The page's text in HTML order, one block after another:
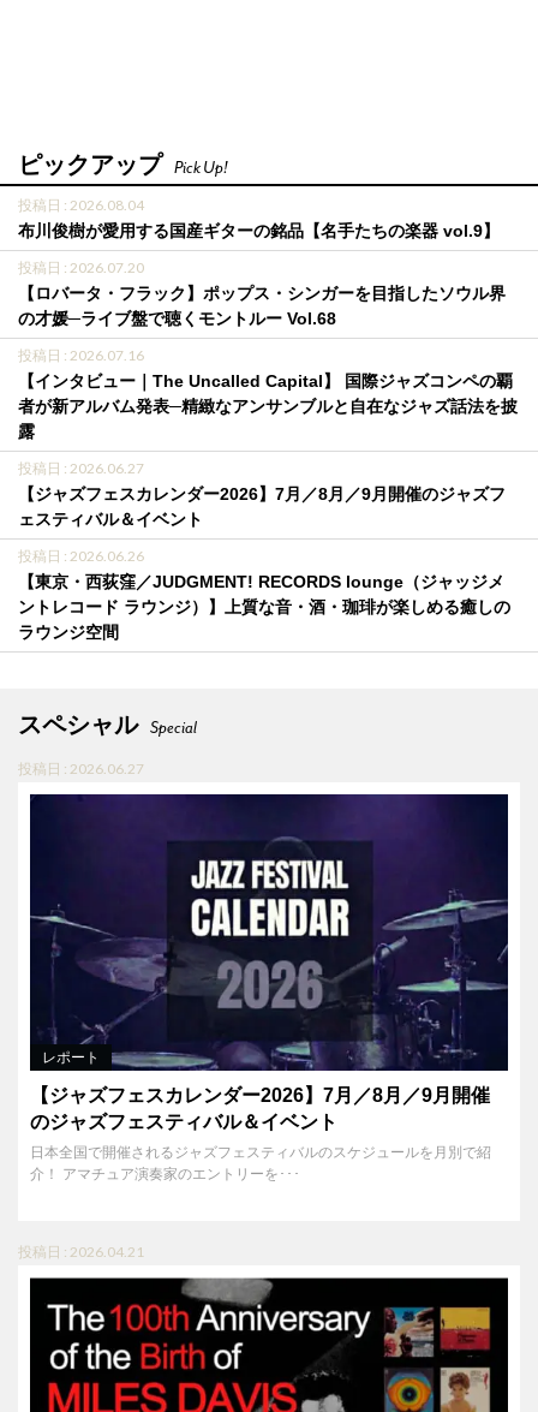
ピックアップ Pick Up!
投稿日 : 2026.08.04
布川俊樹が愛用する国産ギターの銘品【名手たちの楽器 vol.9】
投稿日 : 2026.07.20
【ロバータ・フラック】ポップス・シンガーを目指したソウル界
の才媛─ライブ盤で聴くモントルー Vol.68
投稿日 : 2026.07.16
【インタビュー｜The Uncalled Capital】 国際ジャズコンペの覇
者が新アルバム発表─精緻なアンサンブルと自在なジャズ話法を披
露
投稿日 : 2026.06.27
【ジャズフェスカレンダー2026】7月／8月／9月開催のジャズフ
ェスティバル＆イベント
投稿日 : 2026.06.26
【東京・西荻窪／JUDGMENT! RECORDS lounge（ジャッジメ
ントレコード ラウンジ）】上質な音・酒・珈琲が楽しめる癒しの
ラウンジ空間
スペシャル Special
投稿日 : 2026.06.27
レポート
【ジャズフェスカレンダー2026】7月／8月／9月開催
のジャズフェスティバル＆イベント
日本全国で開催されるジャズフェスティバルのスケジュールを月別で紹
介！ アマチュア演奏家のエントリーを･･･
投稿日 : 2026.04.21